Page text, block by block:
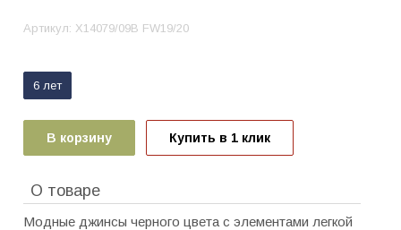
Артикул: X14079/09B FW19/20
6 лет
В корзину Купить в 1 клик
О товаре
Модные джинсы черного цвета с элементами легкой